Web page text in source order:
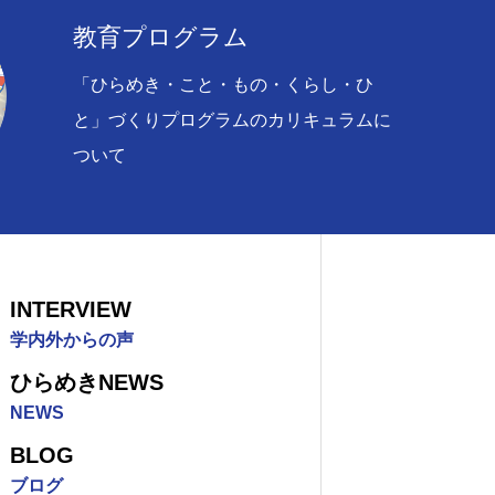
教育プログラム
「ひらめき・こと・もの・くらし・ひ
と」づくりプログラムのカリキュラムに
ついて
INTERVIEW
学内外からの声
ひらめきNEWS
NEWS
BLOG
ブログ